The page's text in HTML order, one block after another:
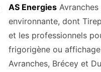
AS Energies
environnante, dont
et les professionnels
frigorigène ou
Avranches, Brécey et